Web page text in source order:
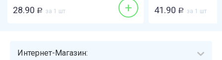
28.90 Р за 1 шт + 41.90 Р за 1 шт
Интернет-Магазин: